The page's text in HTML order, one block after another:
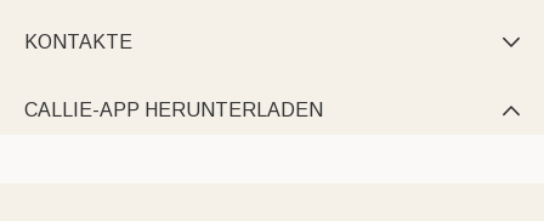
KONTAKTE 
CALLIE-APP HERUNTERLADEN 